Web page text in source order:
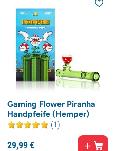
Gaming Flower Piranha
Handpfeife (Hemper)
(1)
29,99€